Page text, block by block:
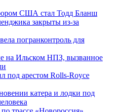
США стал Тодд Бланш
закрыты из-за
погранконтроль для
на Ильском НПЗ, вызванное
под арестом Rolls-Royce
катера и лодки под